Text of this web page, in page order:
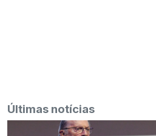
Últimas notícias